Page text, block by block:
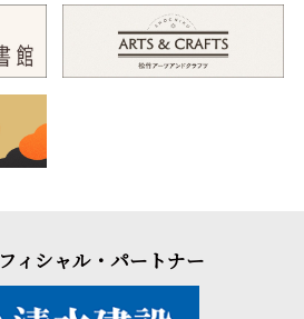
ィシャル・パートナー